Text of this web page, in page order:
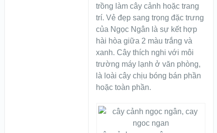
trồng làm cây cảnh hoặc trang
trí. Vẻ đẹp sang trọng đặc trưng
của Ngọc Ngân là sự kết hợp
hài hòa giữa 2 màu trắng và
xanh. Cây thích nghi với môi
trường máy lạnh ở văn phòng,
là loài cây chịu bóng bán phần
hoặc toàn phần.